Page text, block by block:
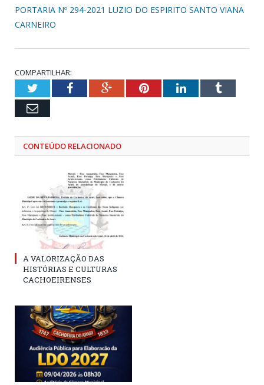
PORTARIA Nº 294-2021 LUZIO DO ESPIRITO SANTO VIANA
CARNEIRO
COMPARTILHAR:
TwitterFacebookGoogle+PinterestLinkedInTumblr
Email
CONTEÚDO RELACIONADO
A VALORIZAÇÃO DAS
HISTÓRIAS E CULTURAS
CACHOEIRENSES